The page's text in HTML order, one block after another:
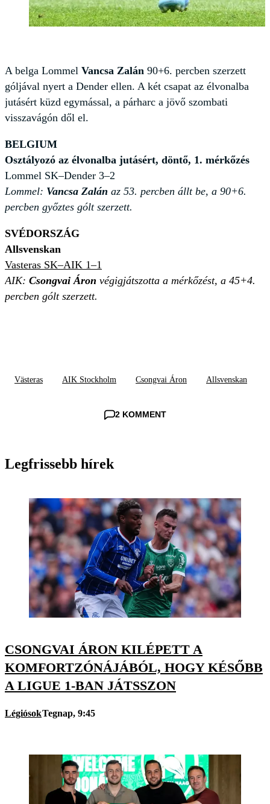
A belga Lommel Vancsa Zalán 90+6. percben szerzett
góljával nyert a Dender ellen. A két csapat az élvonalba
jutásért küzd egymással, a párharc a jövő szombati
visszavágón dől el.
BELGIUM
Osztályozó az élvonalba jutásért, döntő, 1. mérkőzés
Lommel SK–Dender 3–2
Lommel: Vancsa Zalán az 53. percben állt be, a 90+6.
percben győztes gólt szerzett.
SVÉDORSZÁG
Allsvenskan
Vasteras SK–AIK 1–1
AIK: Csongvai Áron végigjátszotta a mérkőzést, a 45+4.
percben gólt szerzett.
Västeras AIK Stockholm Csongvai Áron Allsvenskan
2 KOMMENT
Legfrissebb hírek
CSONGVAI ÁRON KILÉPETT A
KOMFORTZÓNÁJÁBÓL, HOGY KÉSŐBB
A LIGUE 1-BAN JÁTSSZON
LégiósokTegnap, 9:45